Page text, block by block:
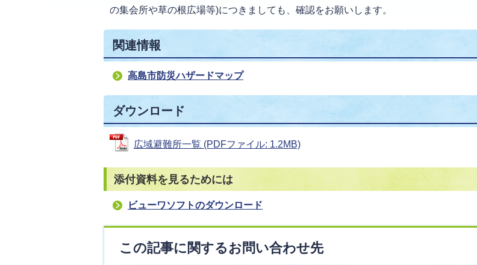
の集会所や草の根広場等)につきましても、確認をお願いします。
関連情報
高島市防災ハザードマップ
ダウンロード
広域避難所一覧 (PDFファイル: 1.2MB)
添付資料を見るためには
ビューワソフトのダウンロード
この記事に関するお問い合わせ先